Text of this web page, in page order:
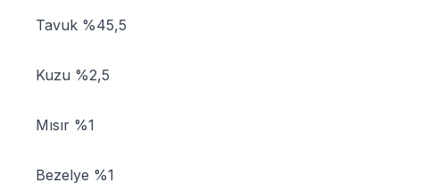
Tavuk %45,5
Kuzu %2,5
Mısır %1
Bezelye %1